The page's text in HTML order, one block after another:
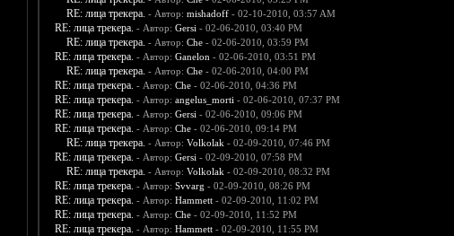
RE: лица трекера. - Автор: mishadoff- 02-10-2010, 03:57 AM
RE: лица трекера. - Автор: Gersi - 02-06-2010, 03:40 PM
RE: лица трекера. - Автор: Che- 02-06-2010, 03:59 PM
RE: лица трекера. - Автор: Ganelon - 02-06-2010, 03:51 PM
RE: лица трекера. - Автор: Che- 02-06-2010, 04:00 PM
RE: лица трекера. - Автор: Che- 02-06-2010, 04:36 PM
RE: лица трекера. - Автор: angelus_morti - 02-06-2010, 07:37 PM
RE: лица трекера. - Автор: Gersi - 02-06-2010, 09:06 PM
RE: лица трекера. - Автор: Che- 02-06-2010, 09:14 PM
RE: лица трекера. - Автор: Volkolak - 02-09-2010, 07:46 PM
RE: лица трекера. - Автор: Gersi - 02-09-2010, 07:58 PM
RE: лица трекера. - Автор: Volkolak - 02-09-2010, 08:32 PM
RE: лица трекера. - Автор: Svvarg - 02-09-2010, 08:26 PM
RE: лица трекера. - Автор: Hammett- 02-09-2010, 11:02 PM
RE: лица трекера. - Автор: Che- 02-09-2010, 11:52 PM
RE: лица трекера. - Автор: Hammett- 02-09-2010, 11:55 PM